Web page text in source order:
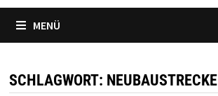
MENÜ
SCHLAGWORT: NEUBAUSTRECKE